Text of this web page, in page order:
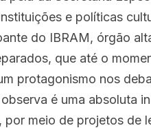
e políticas
do IBRAM, órgão
que até o
protagonismo nos
é uma absoluta
meio de projetos de